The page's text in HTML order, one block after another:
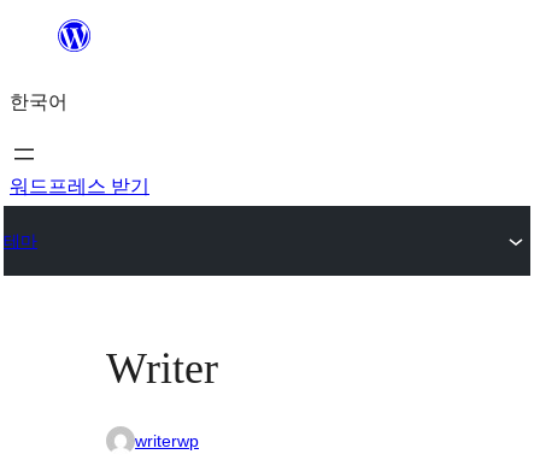
츠
로
바
가
한국어
워드프레스 받기
테마
Writer
writerwp